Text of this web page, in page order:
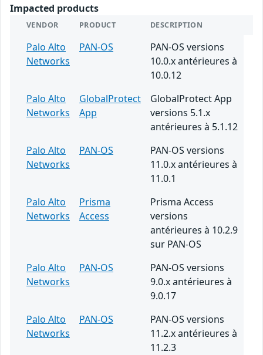
Impacted products
VENDOR PRODUCT DESCRIPTION
Palo Alto
Networks
PAN-OS
PAN-OS versions
10.0.x antérieures à
10.0.12
Palo Alto
Networks
GlobalProtect
App
GlobalProtect App
versions 5.1.x
antérieures à 5.1.12
Palo Alto
Networks
PAN-OS
PAN-OS versions
11.0.x antérieures à
11.0.1
Palo Alto
Networks
Prisma
Access
Prisma Access
versions
antérieures à 10.2.9
sur PAN-OS
Palo Alto
Networks
PAN-OS
PAN-OS versions
9.0.x antérieures à
9.0.17
Palo Alto
Networks
PAN-OS
PAN-OS versions
11.2.x antérieures à
11.2.3